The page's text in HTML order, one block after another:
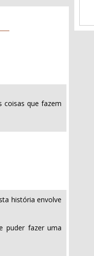
coisas que fazem
história envolve
puder fazer uma